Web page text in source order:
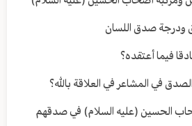
ودرجة صدق اللسان
فيما أعتقده؟
في المشاعر في العلاقة بالله؟
الحسين (عليه السلام) في صدقهم